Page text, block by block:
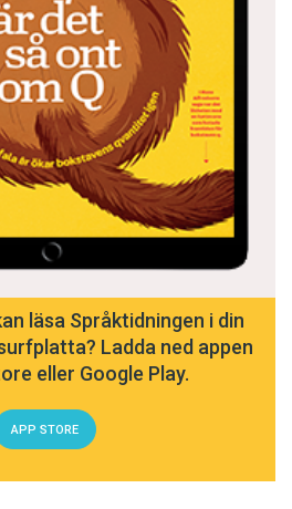
läsa Språktidningen i din
Ladda ned appen
eller Google Play.
APP STORE